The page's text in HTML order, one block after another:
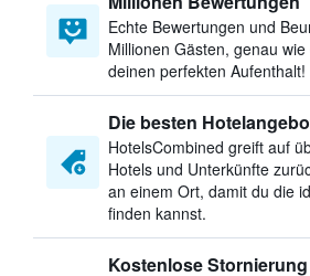
Echte Bewertungen und
Millionen Gästen, genau
deinen perfekten Aufenthalt!
Die besten
HotelsCombined greift auf
Hotels und Unterkünfte
an einem Ort, damit du die
finden kannst.
Kostenlose Stornierung